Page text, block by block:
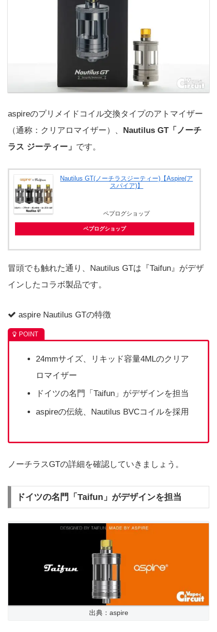
aspireのプリメイドコイル交換タイプのアトマイザー
（通称：クリアロマイザー）、 Nautilus GT「ノーチ
ラス ジーティー」 です。
Nautilus GT(ノーチラスジーティー)【Aspire(ア
スパイア)】
ペプログショップ
ベプログショップ
冒頭でも触れた通り、Nautilus GTは『Taifun』がデザ
インしたコラボ製品です。
aspire Nautilus GTの特徴
24mmサイズ、リキッド容量4MLのクリア
ロマイザー
ドイツの名門「Taifun」がデザインを担当
aspireの伝統、Nautilus BVCコイルを採用
ノーチラスGTの詳細を確認していきましょう。
ドイツの名門「Taifun」がデザインを担当
出典：aspire